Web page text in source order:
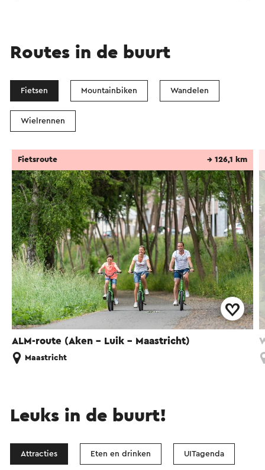
Routes in de buurt
Fietsen Mountainbiken Wandelen
Wielrennen
ALM-route (Aken - Luik - Maastricht)
Fietsroute → 126,1 km
Maastricht
Leuks in de buurt!
Attracties Eten en drinken UITagenda